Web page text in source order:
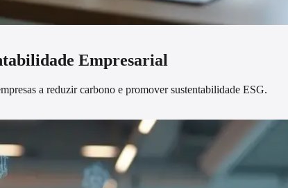
Empresarial
a reduzir carbono e promover sustentabilidade ESG.